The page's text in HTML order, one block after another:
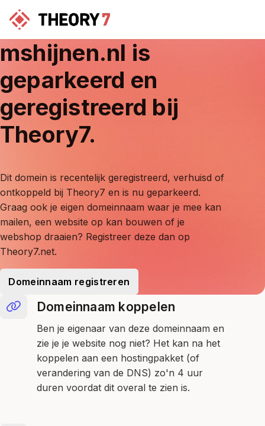
mshijnen.nl is
geparkeerd en
geregistreerd bij
Theory7.
Dit domein is recentelijk geregistreerd, verhuisd of
ontkoppeld bij Theory7 en is nu geparkeerd.
Graag ook je eigen domeinnaam waar je mee kan
mailen, een website op kan bouwen of je
webshop draaien? Registreer deze dan op
Theory7.net.
Domeinnaam registreren
Domeinnaam koppelen
Ben je eigenaar van deze domeinnaam en
zie je je website nog niet? Het kan na het
koppelen aan een hostingpakket (of
verandering van de DNS) zo'n 4 uur
duren voordat dit overal te zien is.